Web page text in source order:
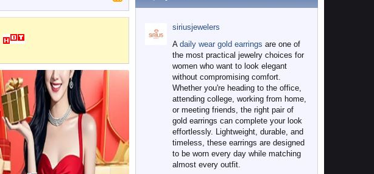
siriusjewelers
A daily wear gold earrings are one of
the most practical jewelry choices for
women who want to look elegant
without compromising comfort.
Whether you're heading to the office,
attending college, working from home,
or meeting friends, the right pair of
gold earrings can complete your look
effortlessly. Lightweight, durable, and
timeless, these earrings are designed
to be worn every day while matching
almost every outfit.